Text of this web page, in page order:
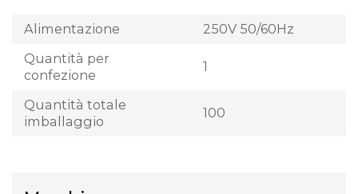
Alimentazione
250V 50/60Hz
Quantità per
confezione
1
Quantità totale
imballaggio
100